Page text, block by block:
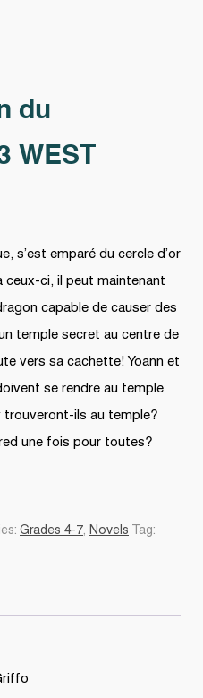
du
WEST
s’est emparé du cercle d’or
ceux-ci, il peut maintenant
capable de causer des
temple secret au centre de
vers sa cachette! Yoann et
se rendre au temple
trouveront-ils au temple?
une fois pour toutes?
Grades 4-7, Novels
Tag: